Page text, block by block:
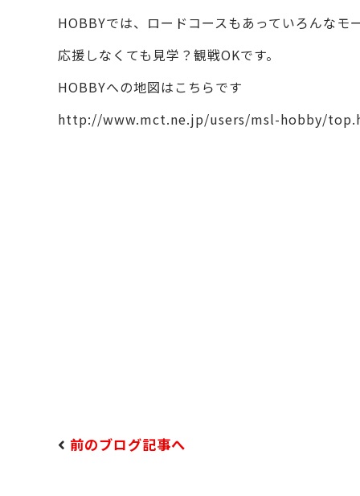
HOBBYでは、ロードコースもあっていろんなモ
応援しなくても見学？観戦OKです。
HOBBYへの地図はこちらです
http://www.mct.ne.jp/users/msl-hobby/
前のブログ記事へ